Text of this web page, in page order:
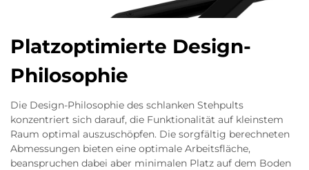
Platzoptimierte Design-
Philosophie
Die Design-Philosophie des schlanken Stehpults
konzentriert sich darauf, die Funktionalität auf kleinstem
Raum optimal auszuschöpfen. Die sorgfältig berechneten
Abmessungen bieten eine optimale Arbeitsfläche,
beanspruchen dabei aber minimalen Platz auf dem Boden